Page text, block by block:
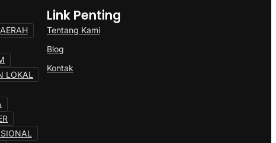
LOKAL
Link Penting
Tentang Kami
Blog
Kontak